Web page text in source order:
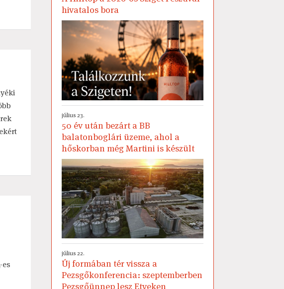
hivatalos bora
július 23.
50 év után bezárt a BB
balatonboglári üzeme, ahol a
hőskorban még Martini is készült
július 22.
Új formában tér vissza a
Pezsgőkonferencia: szeptemberben
Pezsgőünnep lesz Etyeken